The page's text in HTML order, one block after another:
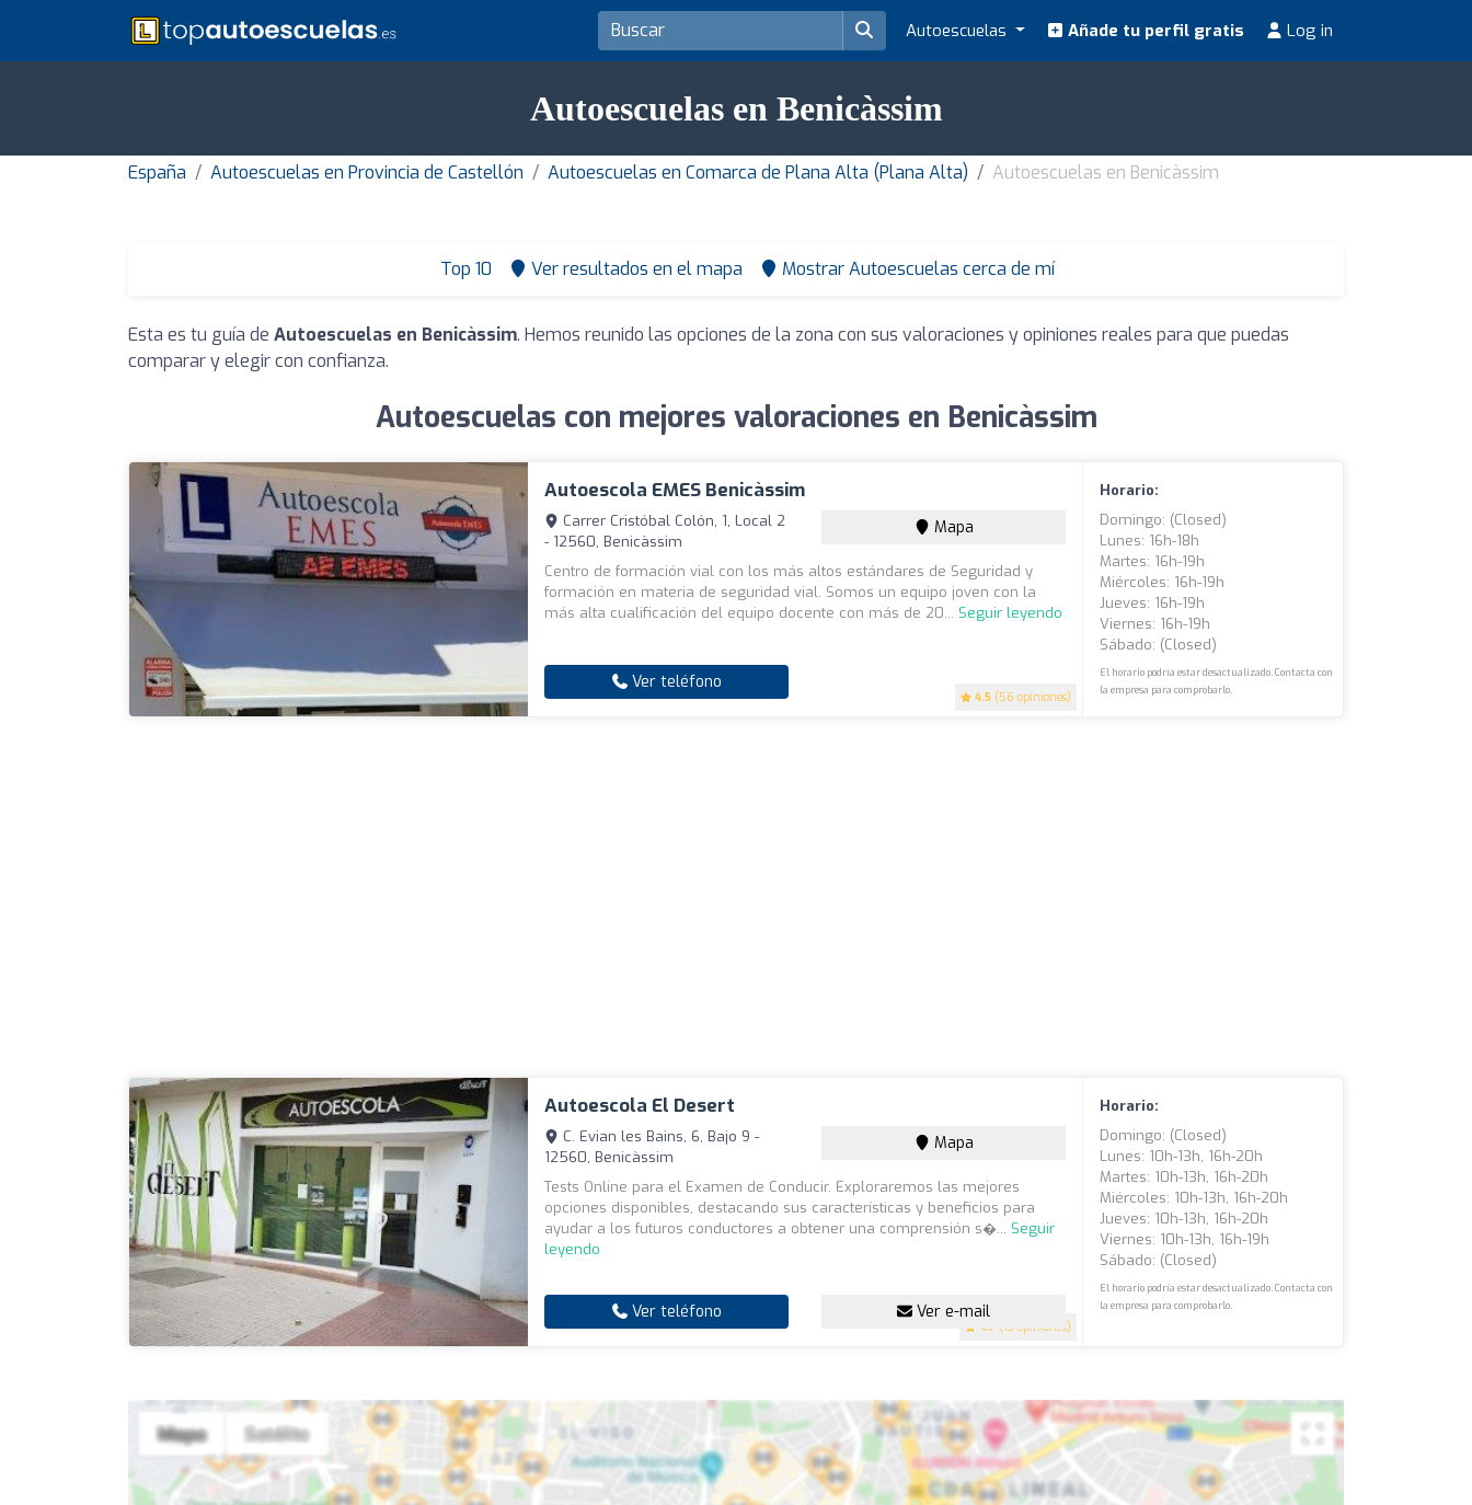
Autoescuelas Añade tu perfil gratis Log in
Autoescuelas en Benicàssim
España Autoescuelas en Provincia de Castellón Autoescuelas en Comarca de Plana Alta (Plana Alta) Autoescuelas en Benicàssim
Top 10 Ver resultados en el mapa Mostrar Autoescuelas cerca de mí
Esta es tu guía de Autoescuelas en Benicàssim. Hemos reunido las opciones de la zona con sus valoraciones y opiniones reales para que puedas
comparar y elegir con confianza.
Autoescuelas con mejores valoraciones en Benicàssim
Autoescola EMES Benicàssim
4.5 (56 opiniones)
Carrer Cristóbal Colón, 1, Local 2
- 12560, Benicàssim
Mapa
Centro de formación vial con los más altos estándares de Seguridad y
formación en materia de seguridad vial. Somos un equipo joven con la
más alta cualificación del equipo docente con más de 20... Seguir leyendo
Ver teléfono
Horario:
Domingo: (closed)
Lunes: 16h-18h
Martes: 16h-19h
Miércoles: 16h-19h
Jueves: 16h-19h
Viernes: 16h-19h
Sábado: (closed)
El horario podría estar desactualizado. Contacta con
la empresa para comprobarlo.
Autoescola El Desert
4.7 (13 opiniones)
C. Evian les Bains, 6, Bajo 9 -
12560, Benicàssim
Mapa
Tests Online para el Examen de Conducir. Exploraremos las mejores
opciones disponibles, destacando sus características y beneficios para
ayudar a los futuros conductores a obtener una comprensión s�... Seguir
leyendo
Ver teléfono Ver e-mail
Horario:
Domingo: (closed)
Lunes: 10h-13h, 16h-20h
Martes: 10h-13h, 16h-20h
Miércoles: 10h-13h, 16h-20h
Jueves: 10h-13h, 16h-20h
Viernes: 10h-13h, 16h-19h
Sábado: (closed)
El horario podría estar desactualizado. Contacta con
la empresa para comprobarlo.